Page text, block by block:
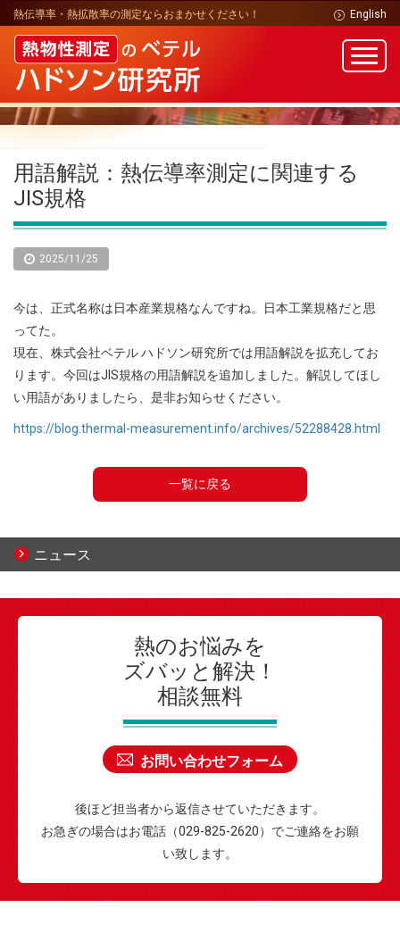
熱伝導率・熱拡散率の測定ならおまかせください！ English
用語解説：熱伝導率測定に関連する
JIS規格
2025/11/25
今は、正式名称は日本産業規格なんですね。日本工業規格だと思
ってた。
現在、株式会社ベテル ハドソン研究所では用語解説を拡充してお
ります。今回はJIS規格の用語解説を追加しました。解説してほし
い用語がありましたら、是非お知らせください。
https://blog.thermal-measurement.info/archives/52288428.html
一覧に戻る
ニュース
熱のお悩みを
ズバッと解決！
相談無料
お問い合わせフォーム
後ほど担当者から返信させていただきます。
お急ぎの場合はお電話（029-825-2620）でご連絡をお願
い致します。